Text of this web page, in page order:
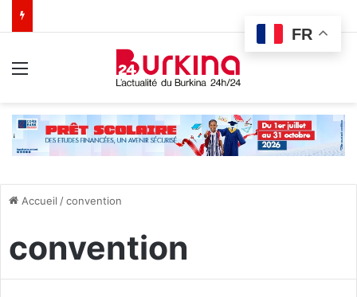
Accueil /convention
convention
FR